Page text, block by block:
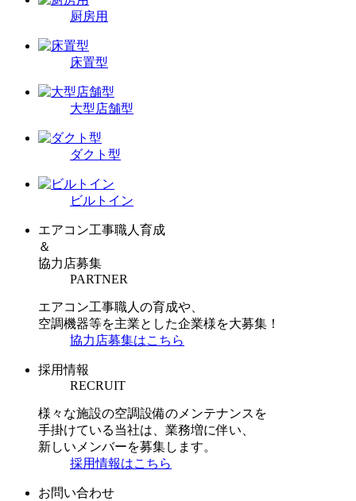
厨房用
床置型
大型店舗型
ダクト型
ビルトイン
エアコン工事職人育成
＆
協力店募集
PARTNER
エアコン工事職人の育成や、
空調機器等を主業とした企業様を大募集！
協力店募集はこちら
採用情報
RECRUIT
様々な施設の空調設備のメンテナンスを
手掛けている当社は、業務増に伴い、
新しいメンバーを募集します。
採用情報はこちら
お問い合わせ